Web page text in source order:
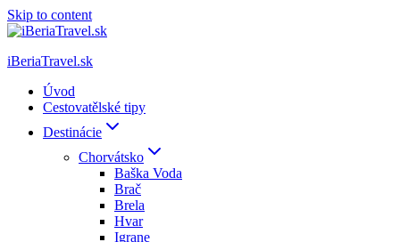
Skip to content
iBeriaTravel.sk
Úvod
Cestovatělské tipy
Destinácie
Chorvátsko
Baška Voda
Brač
Brela
Hvar
Igrane